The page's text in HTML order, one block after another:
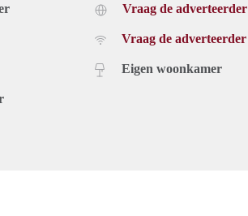
Vraag de adverteerder
Vraag de adverteerder
Eigen woonkamer